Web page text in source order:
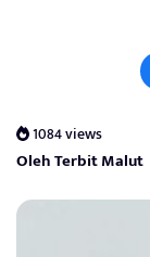
1084 views
Oleh Terbit Malut